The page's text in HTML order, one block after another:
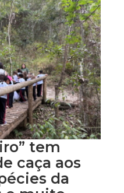
tem
caça aos
da